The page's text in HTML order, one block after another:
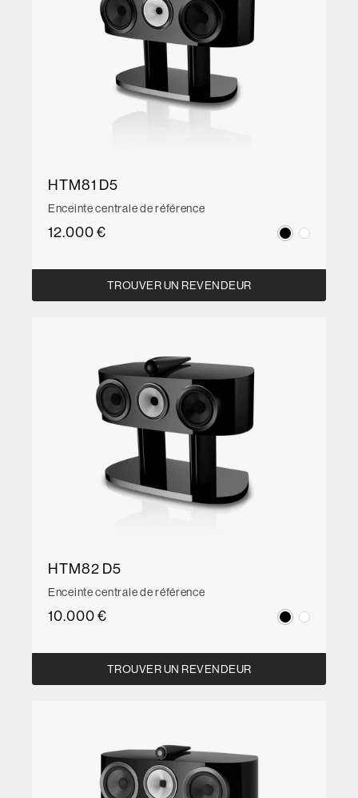
HTM81 D5
Enceinte centrale de référence
12.000 €
TROUVER UN REVENDEUR
HTM82 D5
Enceinte centrale de référence
10.000 €
TROUVER UN REVENDEUR